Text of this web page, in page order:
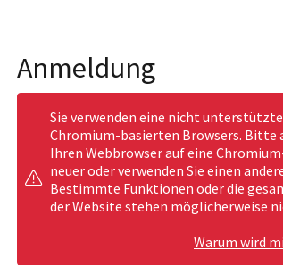
Anmeldung
Sie verwenden eine nicht
Chromium-basierten Browsers. Bitte
Ihren Webbrowser auf eine
neuer oder verwenden Sie einen
Bestimmte Funktionen oder die
der Website stehen möglicherweise
Warum wird